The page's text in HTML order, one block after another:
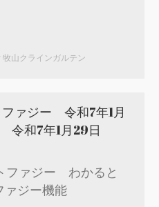
牧山クラインガルテン
ファジー 令和7年1月
令和7年1月29日
ファジー わかると
ァジー機能